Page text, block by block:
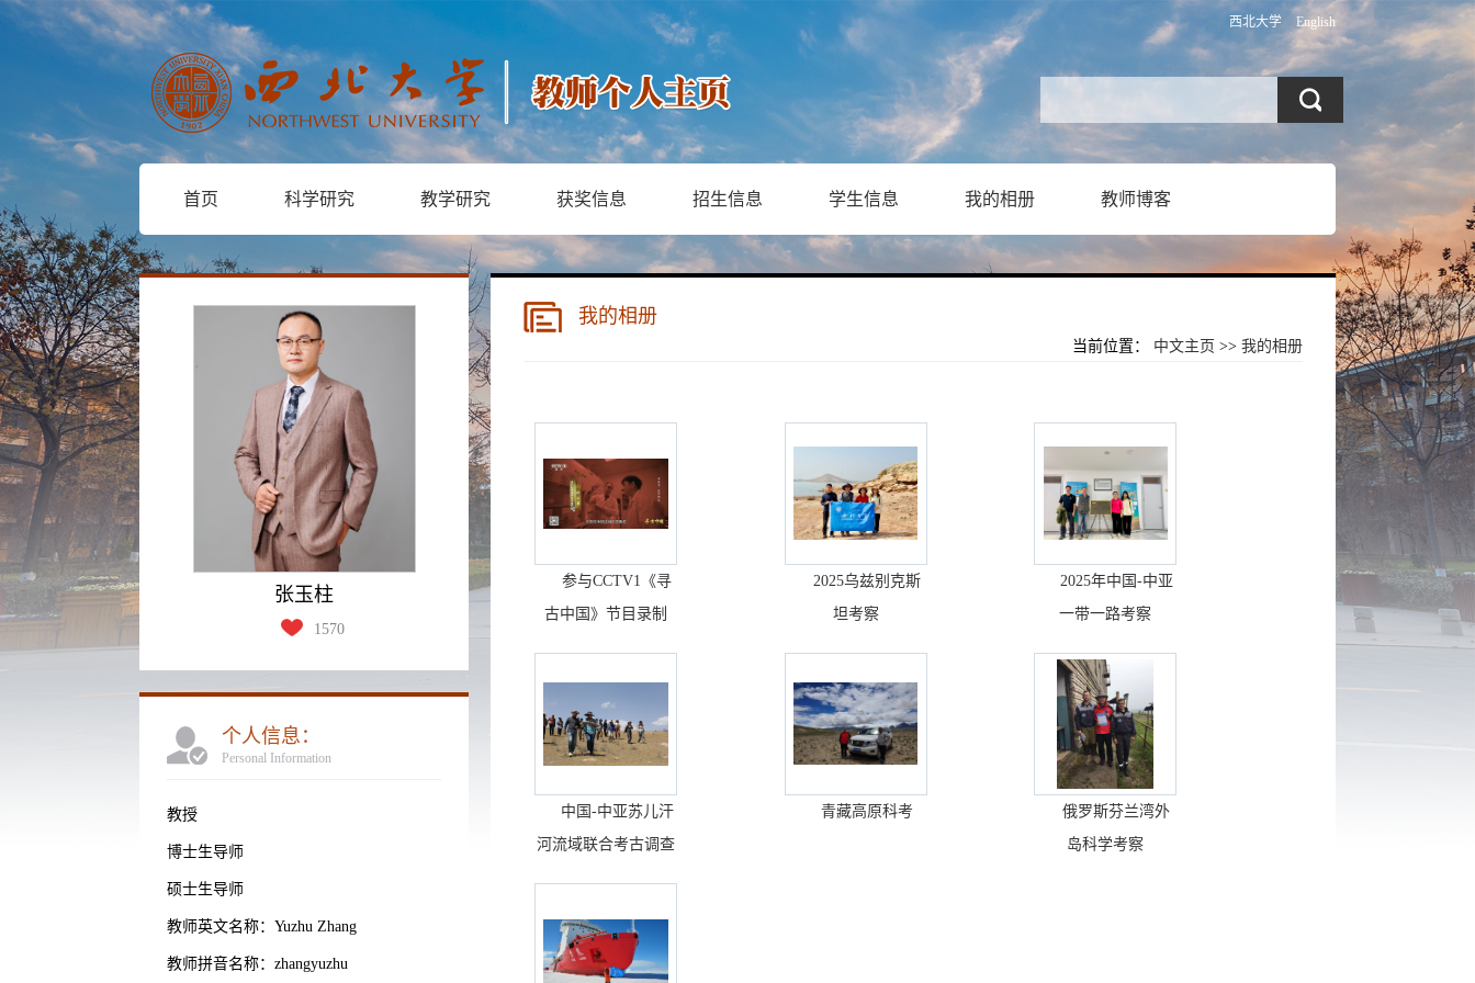
西北大学 English
首页 科学研究 教学研究 获奖信息 招生信息 学生信息 我的相册 教师博客
张玉柱
1570
个人信息：
Personal Information
教授
博士生导师
硕士生导师
教师英文名称：Yuzhu Zhang
教师拼音名称：zhangyuzhu
我的相册
当前位置： 中文主页 >> 我的相册
参与CCTV1《寻
古中国》节目录制
2025乌兹别克斯
坦考察
2025年中国-中亚
一带一路考察
中国-中亚苏儿汗
河流域联合考古调查
青藏高原科考
俄罗斯芬兰湾外
岛科学考察